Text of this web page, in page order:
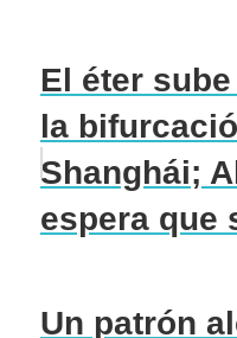
El éter
la
Shanghái;
espera que
Un patrón